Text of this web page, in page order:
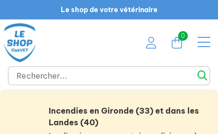
Le shop de votre vétérinaire
0
Incendies en Gironde (33) et dans les
Landes (40)